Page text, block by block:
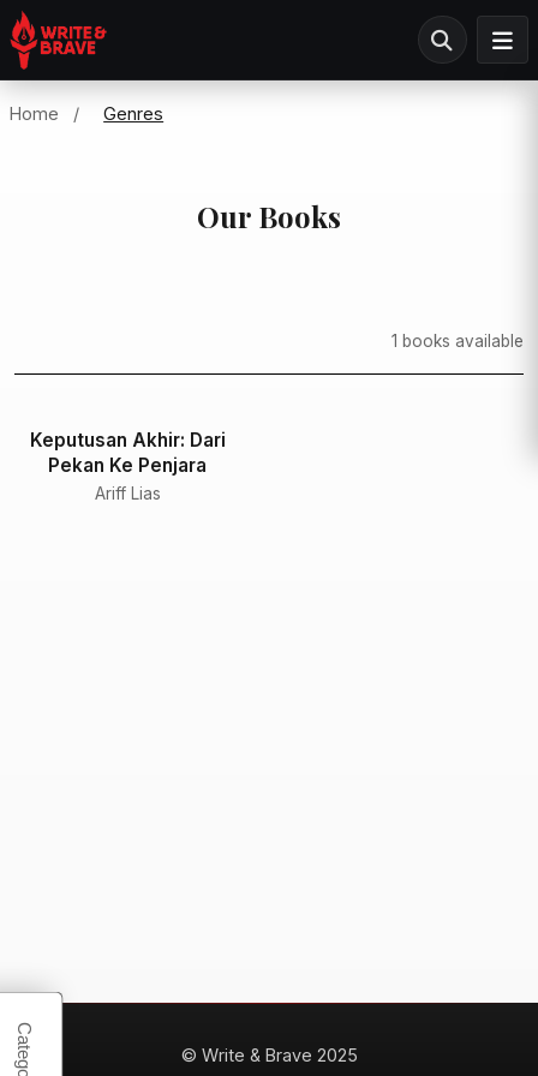
Home / Genres
Our Books
1 books available
Keputusan Akhir: Dari
Pekan Ke Penjara
Ariff Lias
© Write & Brave 2025